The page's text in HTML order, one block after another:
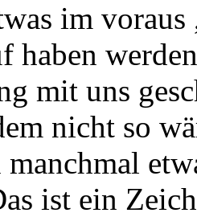
im
haben
mit uns
nicht so
ist ein